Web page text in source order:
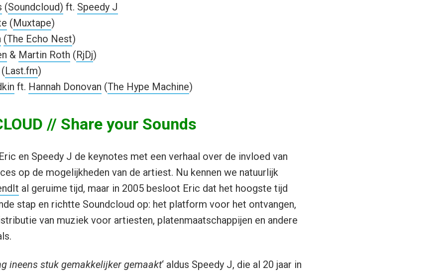
(Soundcloud) ft. Speedy J
(Muxtape)
(The Echo Nest)
& Martin Roth (RjDj)
(Last.fm)
ft. Hannah Donovan (The Hype Machine)
// Share your Sounds
en Speedy J de keynotes met een verhaal over de invloed van
op de mogelijkheden van de artiest. Nu kennen we natuurlijk
al geruime tijd, maar in 2005 besloot Eric dat het hoogste tijd
stap en richtte Soundcloud op: het platform voor het ontvangen,
van muziek voor artiesten, platenmaatschappijen en andere
ineens stuk gemakkelijker gemaakt‘ aldus Speedy J, die al 20 jaar in